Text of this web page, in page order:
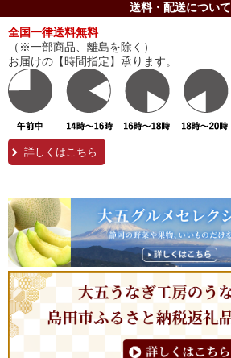
送料・配送について
全国一律送料無料
（※一部商品、離島を除く）
お届けの【時間指定】承ります。
詳しくはこちら